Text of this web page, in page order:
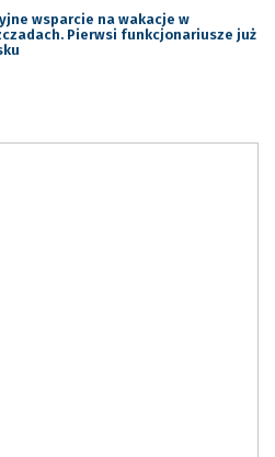
wsparcie na wakacje w
Pierwsi funkcjonariusze już